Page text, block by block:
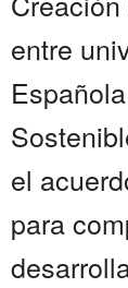
entre
el
para